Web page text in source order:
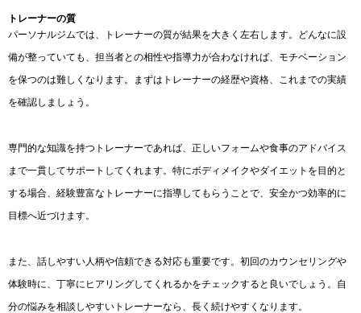
トレーナーの質
パーソナルジムでは、トレーナーの質が結果を大きく左右します。どんなに設
備が整っていても、担当者との相性や指導力が合わなければ、モチベーション
を保つのは難しくなります。まずはトレーナーの経歴や資格、これまでの実績
を確認しましょう。
専門的な知識を持つトレーナーであれば、正しいフォームや食事のアドバイス
まで一貫してサポートしてくれます。特にボディメイクやダイエットを目的と
する場合、経験豊富なトレーナーに指導してもらうことで、安全かつ効率的に
目標へ近づけます。
また、話しやすい人柄や信頼できる対応も重要です。初回のカウンセリングや
体験時に、丁寧にヒアリングしてくれるかをチェックすると良いでしょう。自
分の悩みを相談しやすいトレーナーなら、長く続けやすくなります。